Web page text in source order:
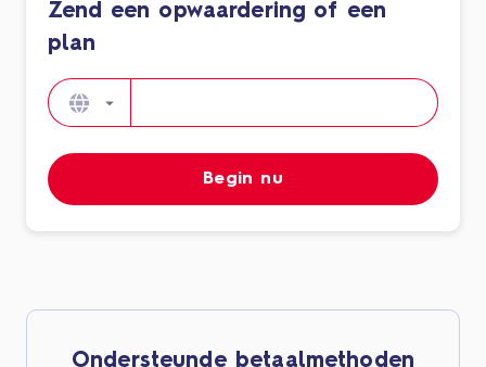
Zend een opwaardering of een
plan
Begin nu
Ondersteunde betaalmethoden